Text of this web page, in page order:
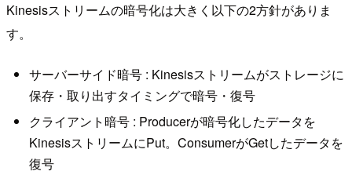
Kinesisストリームの暗号化は大きく以下の2方針がありま
す。
サーバーサイド暗号 : Kinesisストリームがストレージに
保存・取り出すタイミングで暗号・復号
クライアント暗号 : Producerが暗号化したデータを
KinesisストリームにPut。ConsumerがGetしたデータを
復号